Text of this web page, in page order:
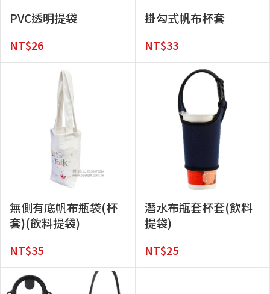
PVC透明提袋
NT$26
掛勾式帆布杯套
NT$33
無側有底帆布瓶袋(杯
套)(飲料提袋)
NT$35
潛水布瓶套杯套(飲料
提袋)
NT$25